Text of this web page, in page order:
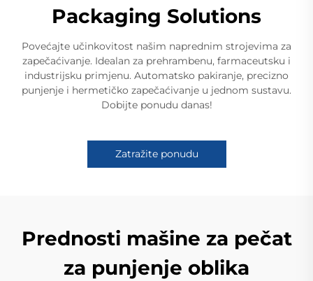
Packaging Solutions
Povećajte učinkovitost našim naprednim strojevima za
zapečaćivanje. Idealan za prehrambenu, farmaceutsku i
industrijsku primjenu. Automatsko pakiranje, precizno
punjenje i hermetičko zapečaćivanje u jednom sustavu.
Dobijte ponudu danas!
Zatražite ponudu
Prednosti mašine za pečat
za punjenje oblika